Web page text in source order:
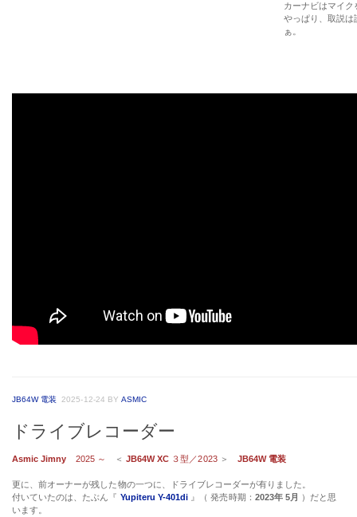
カーナビはマイク
やっぱり、取説は
ぁ。
JB64W 電装 2025-12-24 BY ASMIC
ドライブレコーダー
Asmic Jimny 2025 ～ ＜ JB64W XC ３型／2023＞ JB64W 電装
更に、前オーナーが残した物の一つに、ドライブレコーダーが有りました。
付いていたのは、たぶん『 Yupiteru Y-401di 』（ 発売時期： 2023年 5月
）だと思
います。